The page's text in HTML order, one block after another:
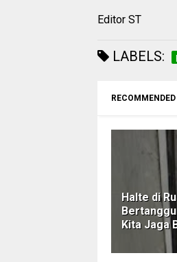
Editor ST
LABELS:
Halte di
Kita Jaga